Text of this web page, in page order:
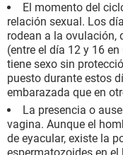
El momento del
relación sexual. Los
rodean a la ovulación,
(entre el día 12 y 16
tiene sexo sin
puesto durante estos
embarazada que en
La presencia o
vagina. Aunque el
de eyacular, existe la